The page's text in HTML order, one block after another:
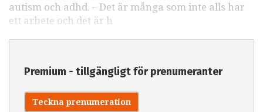
autism och adhd. – Det är många som inte alls har
ett arbete och det är h
Premium - tillgängligt för prenumeranter
Teckna prenumeration